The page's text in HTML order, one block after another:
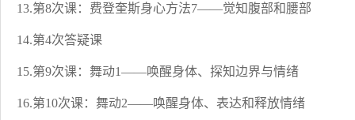
13.第8次课：费登奎斯身心方法7——觉知腹部和腰部
14.第4次答疑课
15.第9次课：舞动1——唤醒身体、探知边界与情绪
16.第10次课：舞动2——唤醒身体、表达和释放情绪